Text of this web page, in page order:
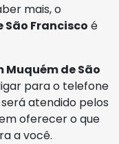
mais, o
São Francisco é
Muquém de São
para o telefone
atendido pelos
oferecer o que
a você.